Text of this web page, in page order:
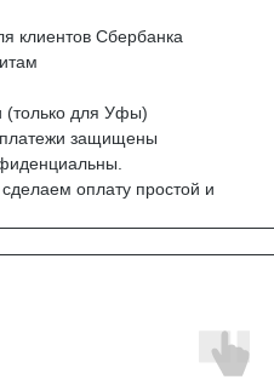
клиентов Сбербанка
(только для Уфы)
защищены
оплату простой и